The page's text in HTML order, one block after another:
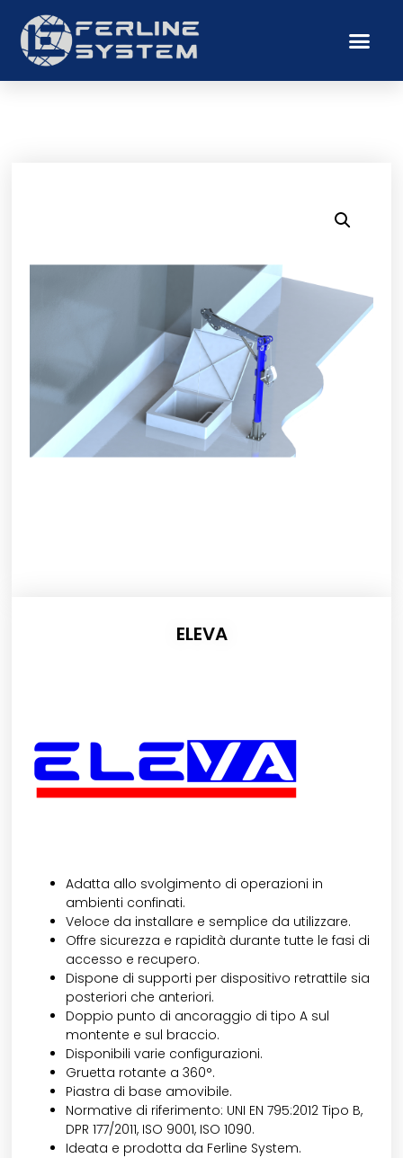
ELEVA
Adatta allo svolgimento di operazioni in
ambienti confinati.
Veloce da installare e semplice da utilizzare.
Offre sicurezza e rapidità durante tutte le fasi di
accesso e recupero.
Dispone di supporti per dispositivo retrattile sia
posteriori che anteriori.
Doppio punto di ancoraggio di tipo A sul
montente e sul braccio.
Disponibili varie configurazioni.
Gruetta rotante a 360°.
Piastra di base amovibile.
Normative di riferimento: UNI EN 795:2012 Tipo B,
DPR 177/2011, ISO 9001, ISO 1090.
Ideata e prodotta da Ferline System.